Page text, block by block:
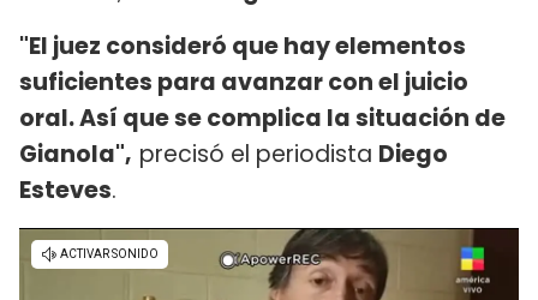
"El juez consideró que hay elementos
suficientes para avanzar con el juicio
oral. Así que se complica la situación de
Gianola", precisó el periodista Diego
Esteves.